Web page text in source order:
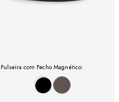
Pulseira com Fecho Magnético: